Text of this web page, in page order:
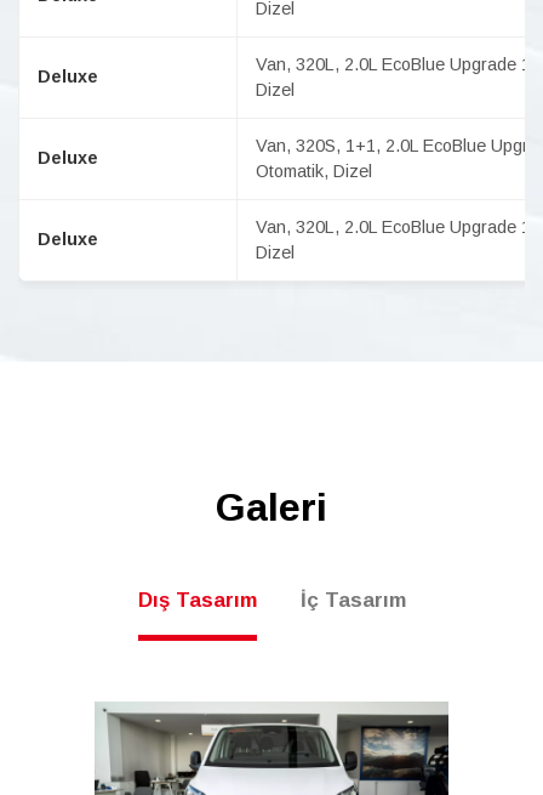
Dizel
Deluxe
Van, 320L, 2.0L EcoBlue Upgrade
Dizel
Deluxe
Van, 320S, 1+1, 2.0L EcoBlue
Otomatik, Dizel
Deluxe
Van, 320L, 2.0L EcoBlue Upgrade
Dizel
Galeri
Dış Tasarım İç Tasarım